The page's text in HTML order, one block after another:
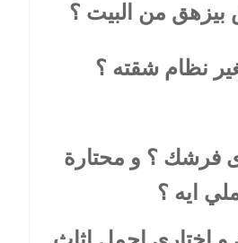
بيزهق من البيت ؟
نظام شقته ؟
فرشك ؟ و محتارة
ايه ؟